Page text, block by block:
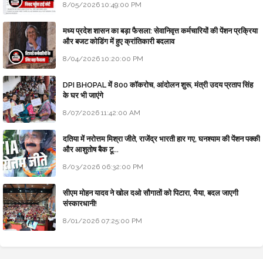
8/05/2026 10:49:00 PM
मध्य प्रदेश शासन का बड़ा फैसला: सेवानिवृत्त कर्मचारियों की पेंशन प्रक्रिया
और बजट कोडिंग में हुए क्रांतिकारी बदलाव
8/04/2026 10:20:00 PM
DPI BHOPAL में 800 कॉकरोच, आंदोलन शुरू, मंत्री उदय प्रताप सिंह
के घर भी जाएंगे
8/07/2026 11:42:00 AM
दतिया में नरोत्तम मिश्रा जीते, राजेंद्र भारती हार गए, घनश्याम की पेंशन पक्की
और आशुतोष बैक टू...
8/03/2026 06:32:00 PM
सीएम मोहन यादव ने खोल दओ सौगातों को पिटारा, भैया, बदल जाएगी
संस्कारधानी!
8/01/2026 07:25:00 PM